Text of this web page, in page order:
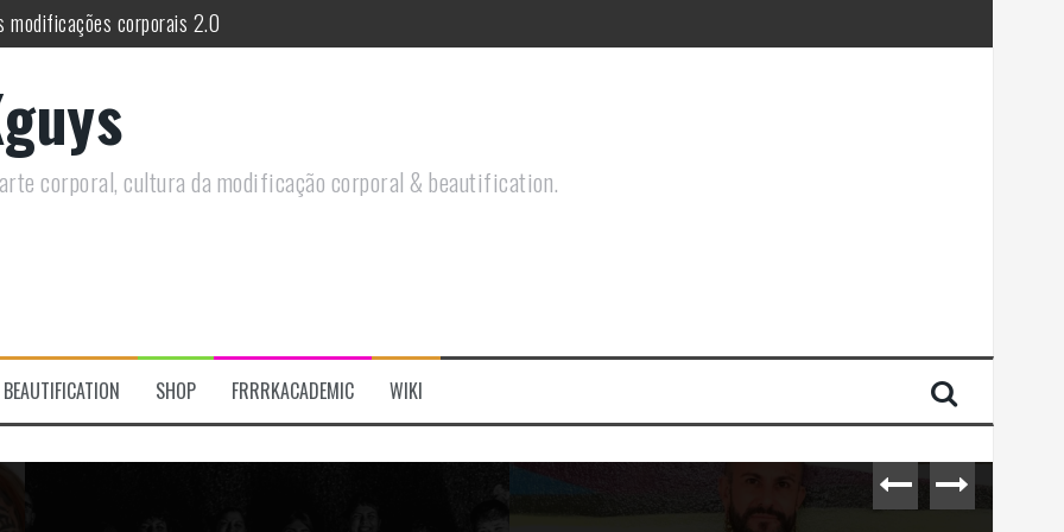
a celebração do Orgulho Freak no Chile
sobre Circo Freak em encontro online
em Agosto e discutirá questões LGBTQIAPN+ e Modificações Corporais
discutirá sobre as tentativas de criminalizar as nossas práticas e cultura
corporais 2.0
corporal, cultura da modificação corporal & beautification.
BEAUTIFICATION SHOP FRRRKACADEMIC WIKI